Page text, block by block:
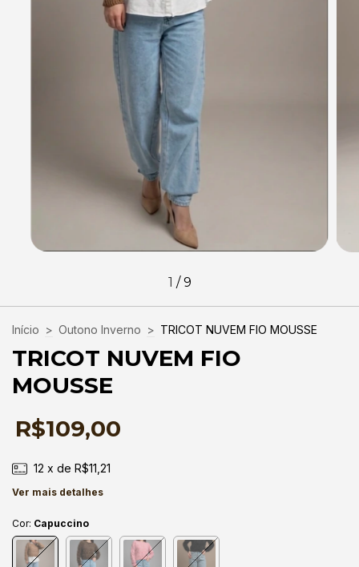
1 /9
Início > Outono Inverno > TRICOT NUVEM FIO MOUSSE
TRICOT NUVEM FIO
MOUSSE
R$109,00
12 x de R$11,21
Ver mais detalhes
Cor: Capuccino